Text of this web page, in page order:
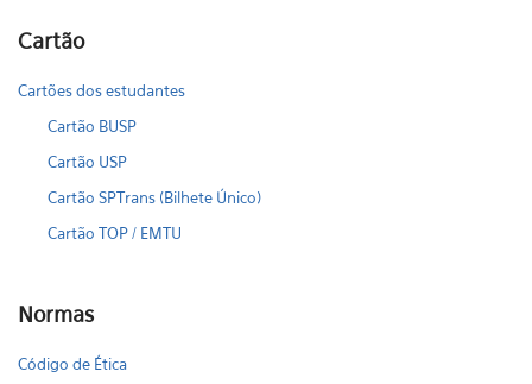
Cartão
Cartões dos estudantes
Cartão BUSP
Cartão USP
Cartão SPTrans (Bilhete Único)
Cartão TOP / EMTU
Normas
Código de Ética